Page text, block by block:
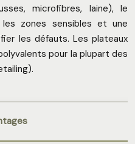
microfibres, laine), le
zones sensibles et une
les défauts. Les plateaux
pour la plupart des